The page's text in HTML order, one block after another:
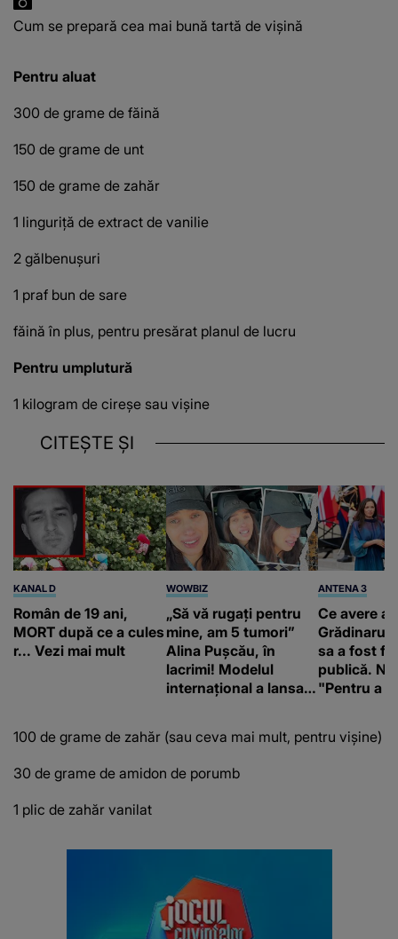
Cum se prepară cea mai bună tartă de vișină
Pentru aluat
300 de grame de făină
150 de grame de unt
150 de grame de zahăr
1 linguriță de extract de vanilie
2 gălbenușuri
1 praf bun de sare
făină în plus, pentru presărat planul de lucru
Pentru umplutură
1 kilogram de cireșe sau vișine
CITEȘTE ȘI
KANAL D
Român de 19 ani,
MORT după ce a cules
r... Vezi mai mult
WOWBIZ
„Să vă rugați pentru
mine, am 5 tumori”
Alina Pușcău, în
lacrimi! Modelul
internațional a lansat
o boală gravă
ANTENA 3
Ce avere
Grădinaru.
sa a fost
publică.
"Pentru a
100 de grame de zahăr (sau ceva mai mult, pentru vișine)
30 de grame de amidon de porumb
1 plic de zahăr vanilat